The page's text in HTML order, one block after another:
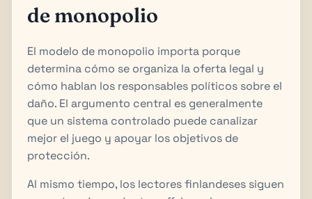
de monopolio
El modelo de monopolio importa porque
determina cómo se organiza la oferta legal y
cómo hablan los responsables políticos sobre el
daño. El argumento central es generalmente
que un sistema controlado puede canalizar
mejor el juego y apoyar los objetivos de
protección.
Al mismo tiempo, los lectores finlandeses siguen